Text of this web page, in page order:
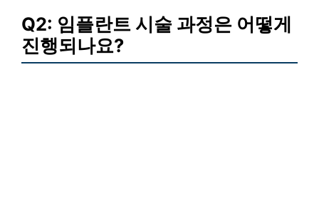
Q2: 임플란트 시술 과정은 어떻게
진행되나요?